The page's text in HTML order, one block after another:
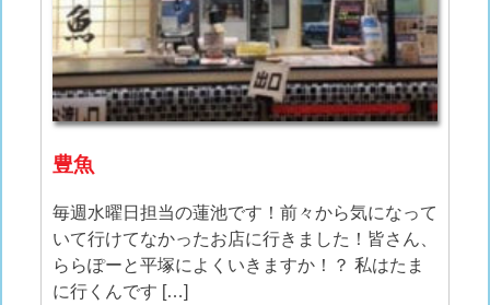
豊魚
毎週水曜日担当の蓮池です！前々から気になって
いて行けてなかったお店に行きました！皆さん、
ららぽーと平塚によくいきますか！？ 私はたま
に行くんです […]